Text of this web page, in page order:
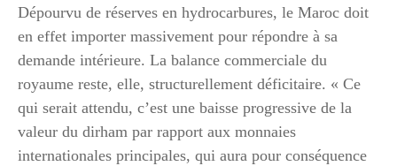
Dépourvu de réserves en hydrocarbures, le Maroc doit
en effet importer massivement pour répondre à sa
demande intérieure. La balance commerciale du
royaume reste, elle, structurellement déficitaire. « Ce
qui serait attendu, c’est une baisse progressive de la
valeur du dirham par rapport aux monnaies
internationales principales, qui aura pour conséquence